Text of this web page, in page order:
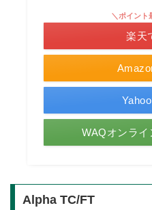
＼ポイント
楽天
WAQオンラ
Alpha TC/FT